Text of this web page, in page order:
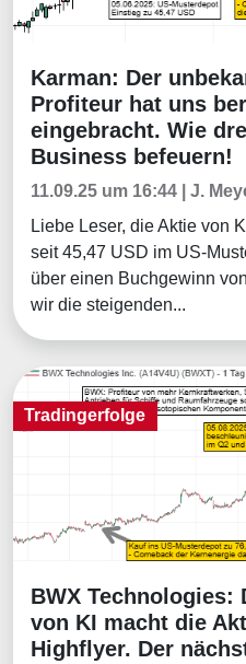
Tradingerfolge
Karman: Der
Profiteur hat uns
eingebracht. Wie
Business befeuern!
11.09.25 um 16:44 | J.
Liebe Leser, die Aktie von
seit 45,47 USD im US-
über einen Buchgewinn
wir die steigenden...
Tradingerfolge
Tradingerfolge
BWX Technologies:
von KI macht die
Highflyer. Der